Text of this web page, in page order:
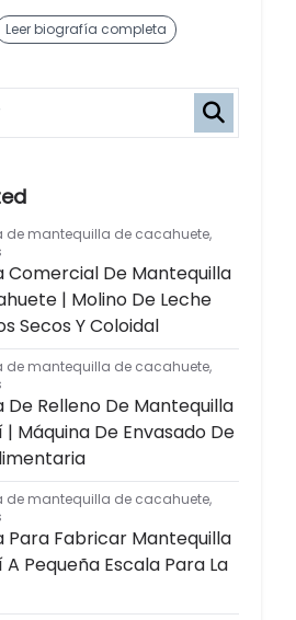
Leer biografía completa
de mantequilla de cacahuete,
Comercial De Mantequilla
| Molino De Leche
Secos Y Coloidal
de mantequilla de cacahuete,
De Relleno De Mantequilla
| Máquina De Envasado De
de mantequilla de cacahuete,
Para Fabricar Mantequilla
A Pequeña Escala Para La